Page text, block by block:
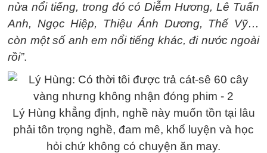
nửa nổi tiếng, trong đó có Diễm Hương, Lê Tuấn
Anh, Ngọc Hiệp, Thiệu Ánh Dương, Thế Vỹ…
còn một số anh em nổi tiếng khác, đi nước ngoài
rồi”.
Lý Hùng khẳng định, nghề này muốn tồn tại lâu
phải tôn trọng nghề, đam mê, khổ luyện và học
hỏi chứ không có chuyện ăn may.